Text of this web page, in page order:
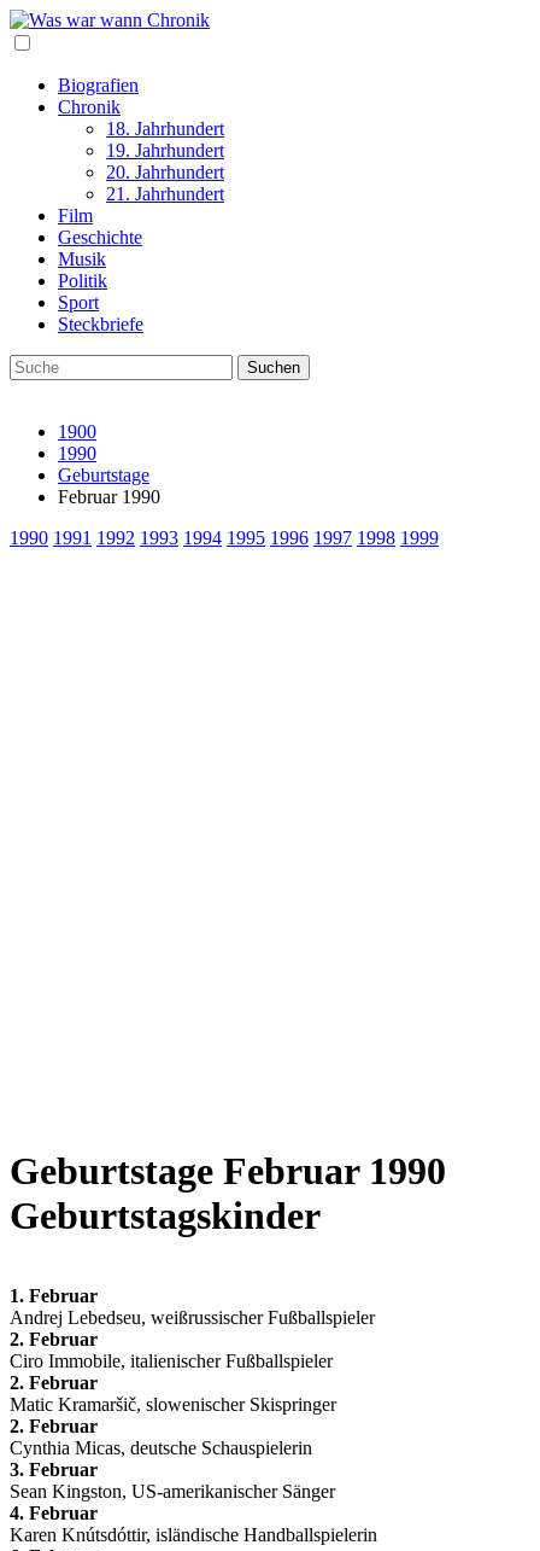
Biografien
Chronik
18. Jahrhundert
19. Jahrhundert
20. Jahrhundert
21. Jahrhundert
Film
Geschichte
Musik
Politik
Sport
Steckbriefe
1900
1990
Geburtstage
Februar 1990
1990 1991 1992 1993 1994 1995 1996 1997 1998 1999
Geburtstage Februar 1990
Geburtstagskinder
1. Februar
Andrej Lebedseu, weißrussischer Fußballspieler
2. Februar
Ciro Immobile, italienischer Fußballspieler
2. Februar
Matic Kramaršič, slowenischer Skispringer
2. Februar
Cynthia Micas, deutsche Schauspielerin
3. Februar
Sean Kingston, US-amerikanischer Sänger
4. Februar
Karen Knútsdóttir, isländische Handballspielerin